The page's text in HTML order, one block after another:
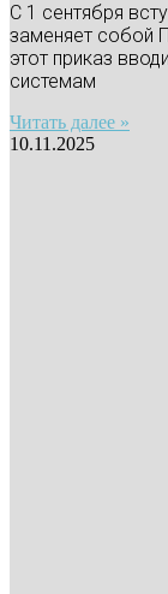
С 1 сентября
заменяет собой
этот приказ
системам
Читать далее »
10.11.2025